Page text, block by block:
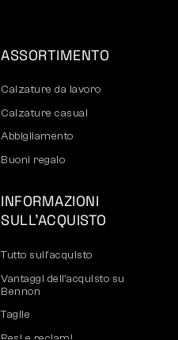
ASSORTIMENTO
Calzature da lavoro
Calzature casual
Abbigliamento
Buoni regalo
INFORMAZIONI
SULL’ACQUISTO
Tutto sull’acquisto
Vantaggi dell’acquisto su
Bennon
Taglie